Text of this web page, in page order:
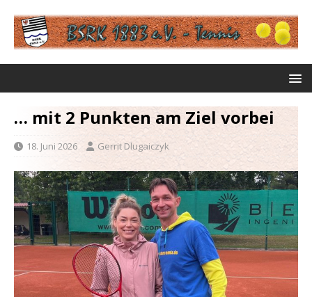
… mit 2 Punkten am Ziel vorbei
18. Juni 2026 Gerrit Dlugaiczyk